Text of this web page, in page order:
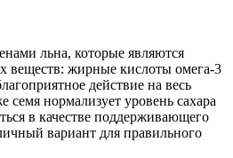
льна, которые являются
веществ: жирные кислоты омега-3
действие на весь
семя нормализует уровень сахара
в качестве поддерживающего
вариант для правильного